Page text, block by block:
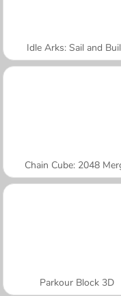
Idle Arks: Sail and
Chain Cube: 2048
Parkour Block 3D